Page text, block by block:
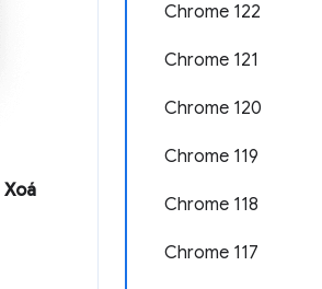
Chrome 122
Chrome 121
Chrome 120
Chrome 119
Chrome 118
Chrome 117
Xoá